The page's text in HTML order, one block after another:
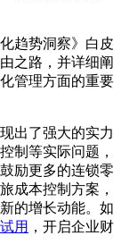
趋势洞察》白皮
之路，并详细阐
管理方面的重要
出了强大的实力
制等实际问题，
励更多的连锁零
成本控制方案，
的增长动能。如
用 ，开启企业财